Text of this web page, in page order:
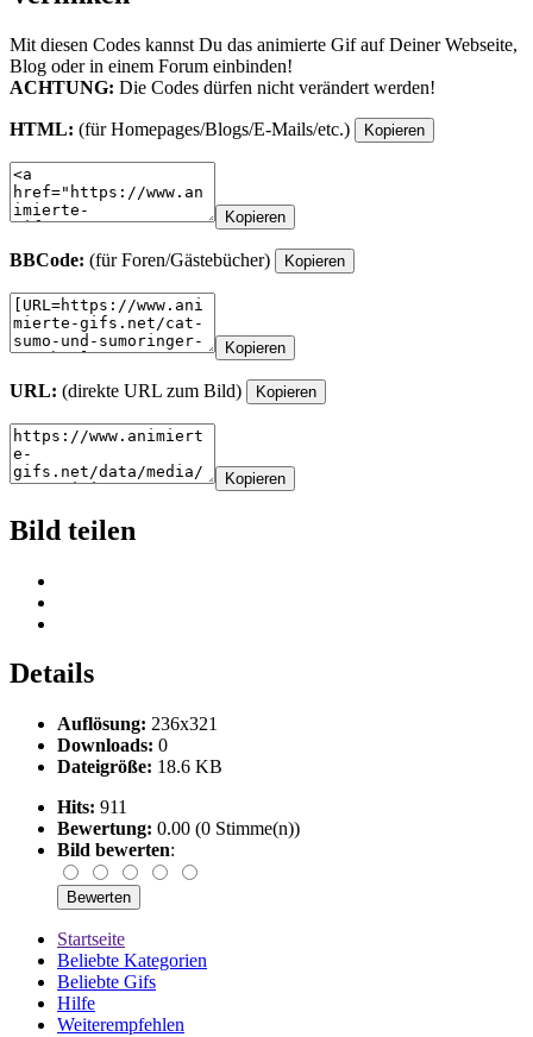
Mit diesen Codes kannst Du das animierte Gif auf Deiner Webseite,
Blog oder in einem Forum einbinden!
ACHTUNG: Die Codes dürfen nicht verändert werden!
HTML: (für Homepages/Blogs/E-Mails/etc.) Kopieren
Kopieren
BBCode: (für Foren/Gästebücher) Kopieren
Kopieren
URL: (direkte URL zum Bild) Kopieren
Kopieren
Bild teilen
Details
Auflösung: 236x321
Downloads: 0
Dateigröße: 18.6 KB
Hits: 911
Bewertung: 0.00 (0 Stimme(n))
Bild bewerten:
Startseite
Beliebte Kategorien
Beliebte Gifs
Hilfe
Weiterempfehlen